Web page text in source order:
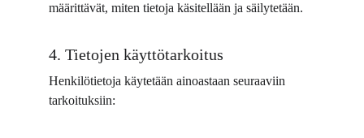
määrittävät, miten tietoja käsitellään ja säilytetään.
4. Tietojen käyttötarkoitus
Henkilötietoja käytetään ainoastaan seuraaviin
tarkoituksiin: